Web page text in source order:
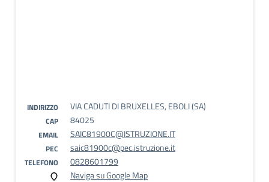
INDIRIZZO VIA CADUTI DI BRUXELLES, EBOLI (SA)
CAP 84025
EMAIL SAIC81900C@ISTRUZIONE.IT
PEC saic81900c@pec.istruzione.it
TELEFONO
0828601799
Naviga su Google Map